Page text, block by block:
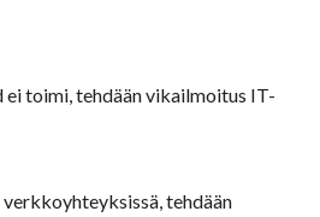
toimi, tehdään vikailmoitus IT-
tehdään